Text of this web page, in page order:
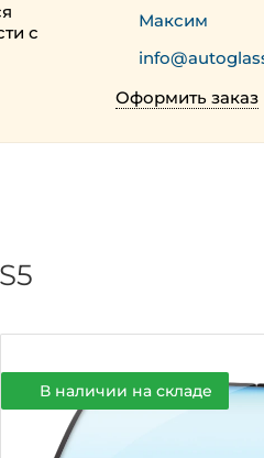
с
Максим
Оформить заказ
В наличии на складе